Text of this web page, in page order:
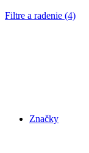
Filtre a radenie (4)
Značky